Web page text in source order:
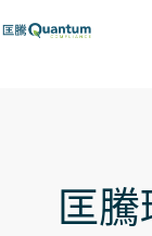
to
匡